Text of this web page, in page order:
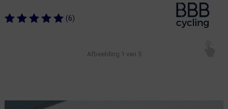
(6)
Afbeelding 1 van 5